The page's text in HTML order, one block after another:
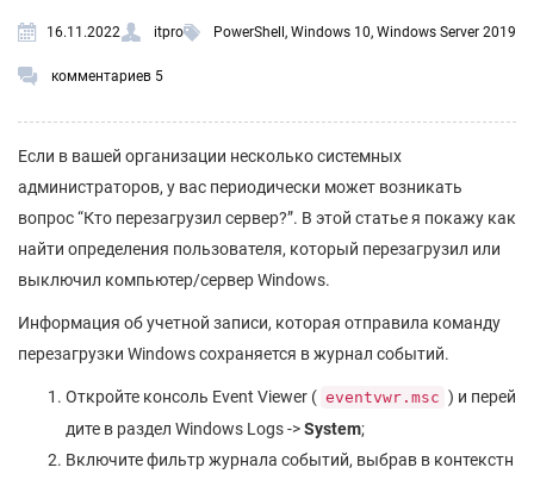
16.11.2022 itpro PowerShell , Windows 10, Windows Server 2019
комментариев 5
Если в вашей организации несколько системных
администраторов, у вас периодически может возникать
вопрос “Кто перезагрузил сервер?”. В этой статье я покажу как
найти определения пользователя, который перезагрузил или
выключил компьютер/сервер Windows.
Информация об учетной записи, которая отправила команду
перезагрузки Windows сохраняется в журнал событий.
Откройте консоль Event Viewer ( eventvwr.msc ) и перей
дите в раздел Windows Logs ->System;
Включите фильтр журнала событий, выбрав в контекстн